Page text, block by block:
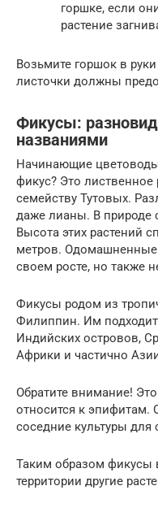
горшке, если
растение
Возьмите горшок в
листочки должны
Фикусы:
названиями
Начинающие цветоводы
фикус? Это лиственное
семейству Тутовых.
даже лианы. В природе
Высота этих растений
метров.
своем росте, но также
Фикусы родом из
Филиппин. Им
Индийских островов,
Африки и частично
Обратите внимание!
относится к эпифитам.
соседние культуры для
Таким образом фикусы
территории другие